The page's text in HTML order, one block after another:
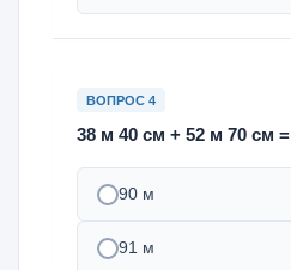
ВОПРОС 4
38 м 40 см + 52 м 70 см =
90 м
91 м